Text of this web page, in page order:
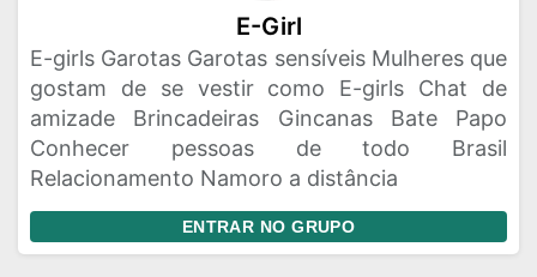
E-Girl
E-girls Garotas Garotas sensíveis Mulheres que
gostam de se vestir como E-girls Chat de
amizade Brincadeiras Gincanas Bate Papo
Conhecer pessoas de todo Brasil
Relacionamento Namoro a distância
ENTRAR NO GRUPO